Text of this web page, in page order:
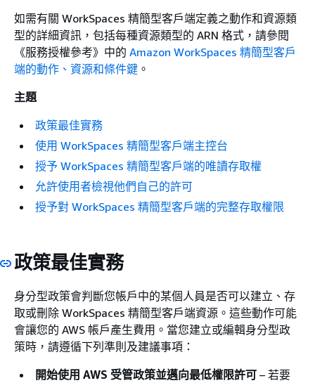
如需有關 WorkSpaces 精簡型客戶端定義之動作和資源類
型的詳細資訊，包括每種資源類型的 ARN 格式，請參閱
《服務授權參考》 中的 Amazon WorkSpaces 精簡型客戶
端的動作、資源和條件鍵 。
主題
政策最佳實務
使用 WorkSpaces 精簡型客戶端主控台
授予 WorkSpaces 精簡型客戶端的唯讀存取權
允許使用者檢視他們自己的許可
授予對 WorkSpaces 精簡型客戶端的完整存取權限
政策最佳實務
身分型政策會判斷您帳戶中的某個人員是否可以建立、存
取或刪除 WorkSpaces 精簡型客戶端資源。這些動作可能
會讓您的 AWS 帳戶產生費用。當您建立或編輯身分型政
策時，請遵循下列準則及建議事項：
開始使用 AWS 受管政策並邁向最低權限許可 – 若要